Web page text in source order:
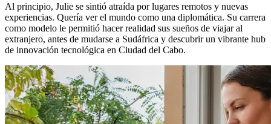
Al principio, Julie se sintió atraída por lugares remotos y nuevas
experiencias. Quería ver el mundo como una diplomática. Su carrera
como modelo le permitió hacer realidad sus sueños de viajar al
extranjero, antes de mudarse a Sudáfrica y descubrir un vibrante hub
de innovación tecnológica en Ciudad del Cabo.